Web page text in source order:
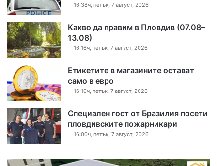
16:38ч, петък, 7 август, 2026
Какво да правим в Пловдив (07.08–
13.08)
16:16ч, петък, 7 август, 2026
Етикетите в магазините остават
само в евро
16:10ч, петък, 7 август, 2026
Специален гост от Бразилия посети
пловдивските пожарникари
16:00ч, петък, 7 август, 2026